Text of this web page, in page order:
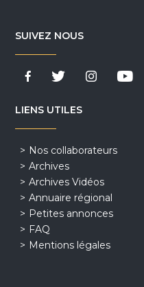
SUIVEZ NOUS
LIENS UTILES
Nos collaborateurs
Archives
Archives Vidéos
Annuaire régional
Petites annonces
FAQ
Mentions légales